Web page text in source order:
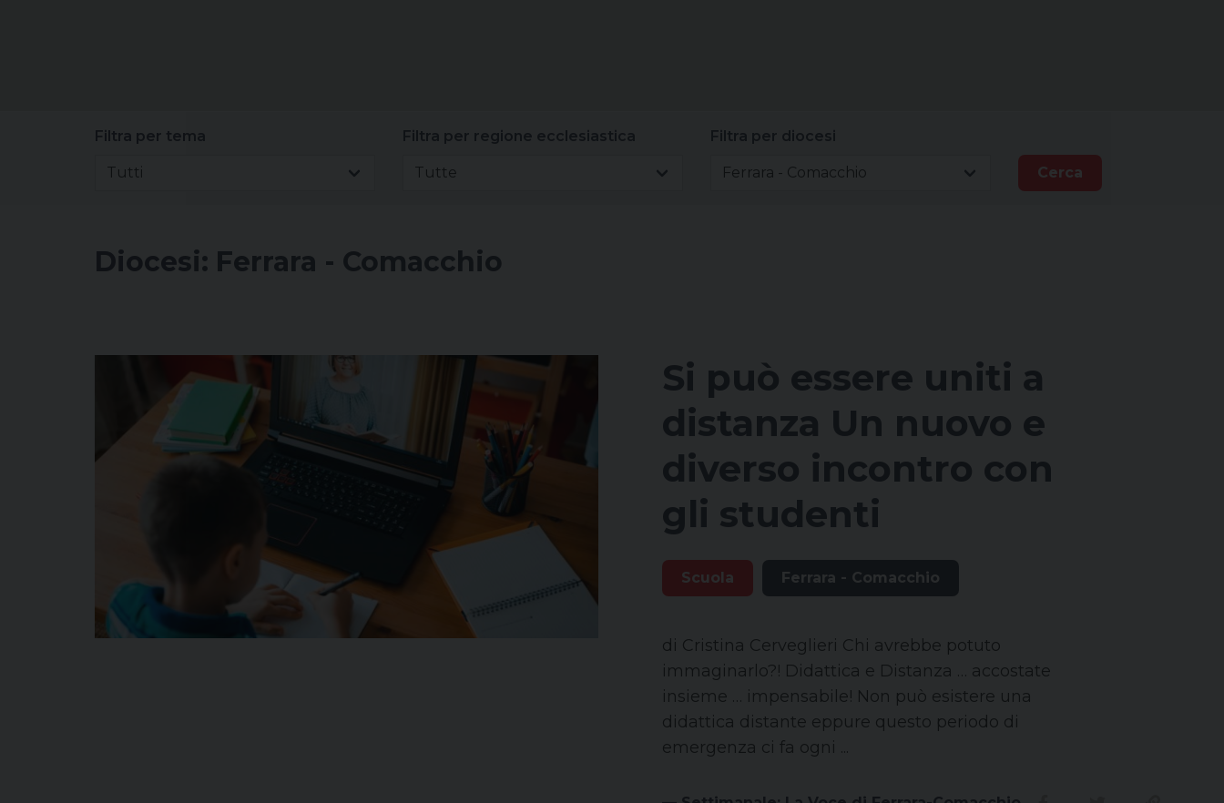
Filtra per tema
Tutti
Filtra per regione ecclesiastica
Tutte
Filtra per diocesi
Ferrara - Comacchio Cerca
Diocesi: Ferrara - Comacchio
Si può essere uniti a
distanza Un nuovo e
diverso incontro con
gli studenti
Scuola Ferrara - Comacchio
di Cristina Cerveglieri Chi avrebbe potuto
immaginarlo?! Didattica e Distanza … accostate
insieme … impensabile! Non può esistere una
didattica distante eppure questo periodo di
emergenza ci fa ogni ...